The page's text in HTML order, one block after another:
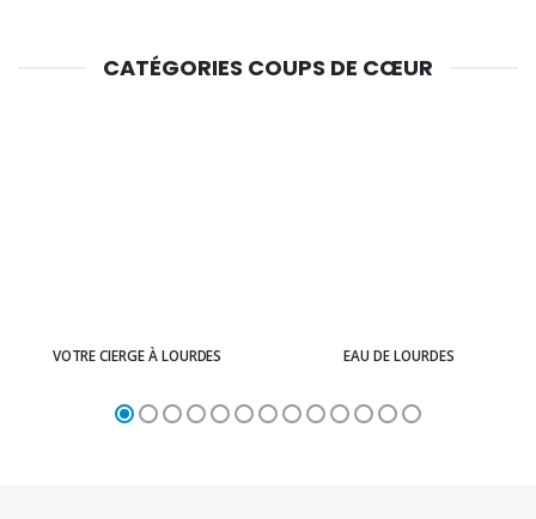
CATÉGORIES COUPS DE CŒUR
VOTRE CIERGE À LOURDES EAU DE LOURDES